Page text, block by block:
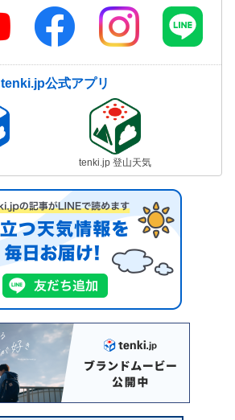
tenki.jp公式アプリ
tenki.jp 登山天気